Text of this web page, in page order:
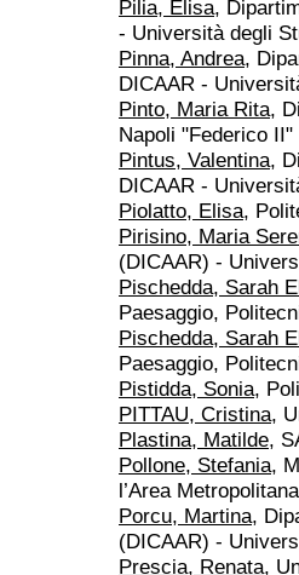
Pilia, Elisa,
- Università degli
Pinna, Andrea,
DICAAR -
Pinto, Maria Rita,
Napoli "Federico II"
Pintus, Valentina,
DICAAR -
Piolatto, Elisa,
Pirisino, Maria
(DICAAR) -
Pischedda, Sarah
Paesaggio,
Pischedda, Sarah
Paesaggio,
Pistidda, Sonia,
PITTAU, Cristina,
Plastina, Matilde,
Pollone, Stefania,
l’Area
Porcu, Martina,
(DICAAR) -
Prescia, Renata,